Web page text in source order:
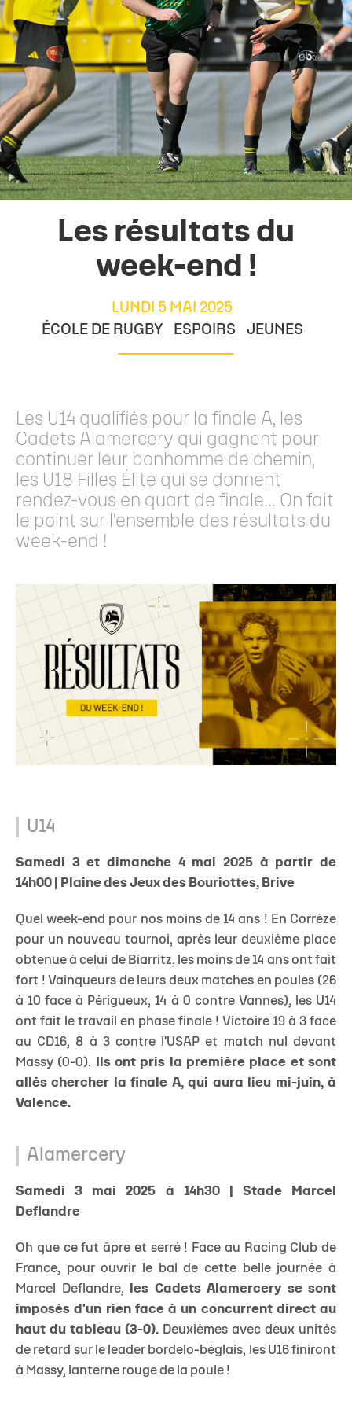
Les résultats du
week-end !
LUNDI 5 MAI 2025
ÉCOLE DE RUGBY
ESPOIRS JEUNES
Les U14 qualifiés pour la finale A, les
Cadets Alamercery qui gagnent pour
continuer leur bonhomme de chemin,
les U18 Filles Élite qui se donnent
rendez-vous en quart de finale... On fait
le point sur l'ensemble des résultats du
week-end !
U14
Samedi 3 et dimanche 4 mai 2025 à partir de
14h00 | Plaine des Jeux des Bouriottes, Brive
Quel week-end pour nos moins de 14 ans ! En Corrèze
pour un nouveau tournoi, après leur deuxième place
obtenue à celui de Biarritz, les moins de 14 ans ont fait
fort ! Vainqueurs de leurs deux matches en poules (26
à 10 face à Périgueux, 14 à 0 contre Vannes), les U14
ont fait le travail en phase finale ! Victoire 19 à 3 face
au CD16, 8 à 3 contre l'USAP et match nul devant
Massy (0-0).
Ils ont pris la première place et sont
allés chercher la finale A, qui aura lieu mi-juin, à
Valence.
Alamercery
Samedi 3 mai 2025 à 14h30 | Stade Marcel
Deflandre
Oh que ce fut âpre et serré ! Face au Racing Club de
France, pour ouvrir le bal de cette belle journée à
Marcel Deflandre,
les Cadets Alamercery se sont
imposés d'un rien face à un concurrent direct au
haut du tableau (3-0). Deuxièmes avec deux unités
de retard sur le leader bordelo-béglais, les U16 finiront
à Massy, lanterne rouge de la poule !